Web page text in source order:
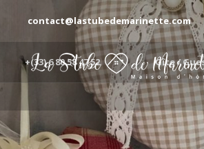
contact@lastubedemarinette.com
+(33) 6 80 58 47 52 Gîte /